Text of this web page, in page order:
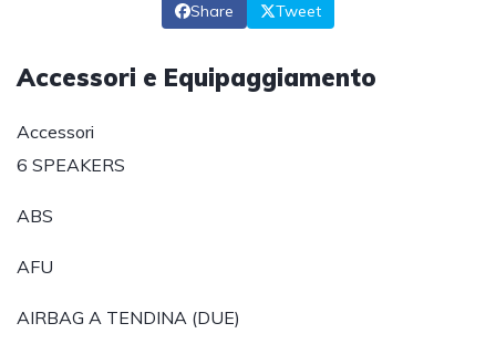
Share Tweet
Accessori e Equipaggiamento
Accessori
6 SPEAKERS
ABS
AFU
AIRBAG A TENDINA (DUE)